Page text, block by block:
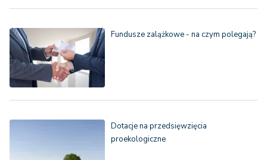
Fundusze zalążkowe - na czym polegają?
Dotacje na przedsięwzięcia
proekologiczne